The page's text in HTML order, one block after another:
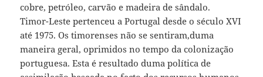
cobre, petróleo, carvão e madeira de sândalo.
Timor-Leste pertenceu a Portugal desde o século XVI
até 1975. Os timorenses não se sentiram,duma
maneira geral, oprimidos no tempo da colonização
portuguesa. Esta é resultado duma política de